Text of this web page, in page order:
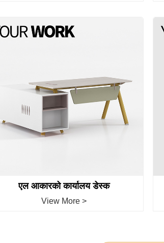
एल आकारको कार्यालय डेस्क
View More >